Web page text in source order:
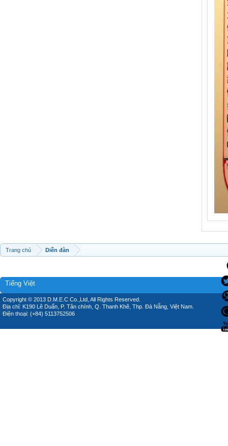
Trang chủ Diễn đàn
Tiếng Việt
Copyright © 2013 D.M.E.C Co.,Ltd, All Rights Reserved.
Địa chỉ: K190 Lê Duẩn, P. Tân chính, Q. Thanh Khê, Thp. Đà Nẵng, Việt Nam.
Điện thoại: (+84) 5113752506